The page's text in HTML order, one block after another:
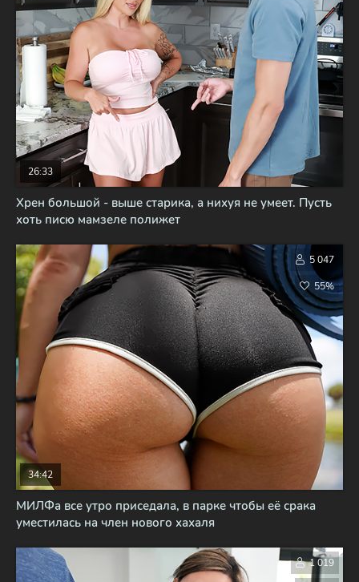
Хрен большой - выше старика, а нихуя не умеет. Пусть
хоть писю мамзеле полижет
26:33
МИЛФа все утро приседала, в парке чтобы её срака
уместилась на член нового хахаля
34:42
5 047
55%
1 019